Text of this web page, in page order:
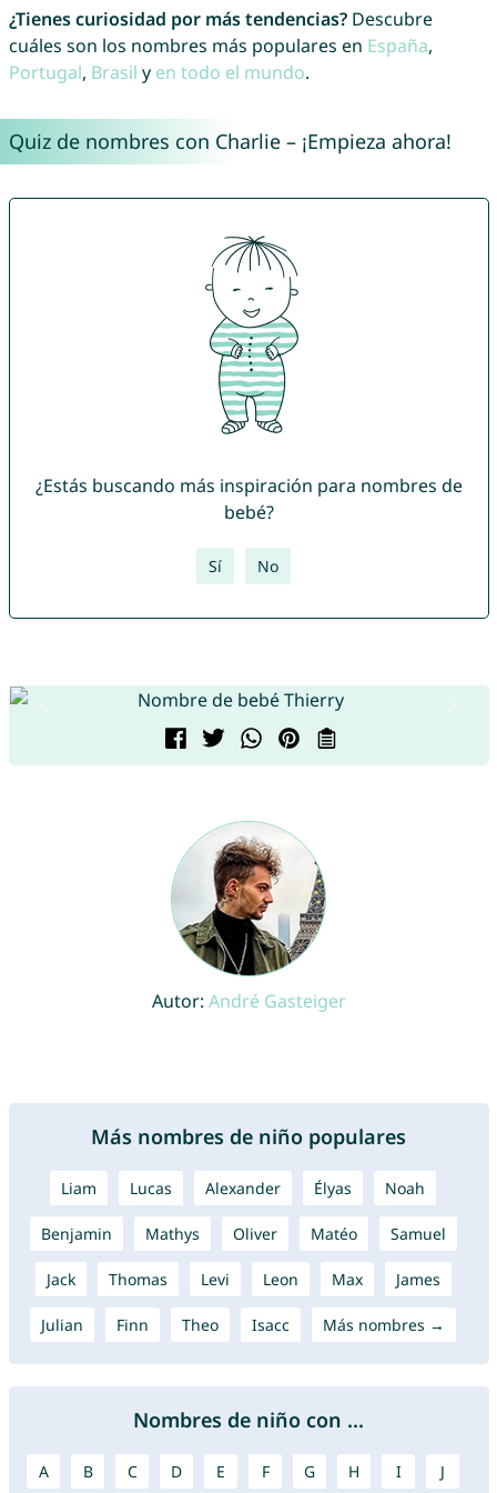
¿Tienes curiosidad por más tendencias?Descubre
cuáles son los nombres más populares en España,
Portugal, Brasil y en todo el mundo.
Quiz de nombres con Charlie – ¡Empieza ahora!
¿Estás buscando más inspiración para nombres de
bebé?
Sí No
Autor: André Gasteiger
Más nombres de niño populares
Liam Lucas Alexander Élyas Noah
Benjamin Mathys Oliver Matéo Samuel
Jack Thomas Levi Leon Max James
Julian Finn Theo Isacc Más nombres →
Nombres de niño con ...
A B C D E F G H I J